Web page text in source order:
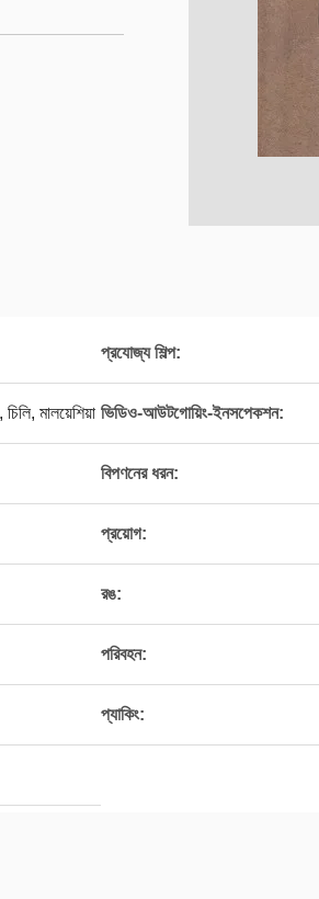
প্রযোজ্য শিল্প:
মালয়েশিয়া ভিডিও-আউটগোয়িং-ইনসপেকশন:
বিপণনের ধরন:
প্রয়োগ:
রঙ:
পরিবহন:
প্যাকিং: